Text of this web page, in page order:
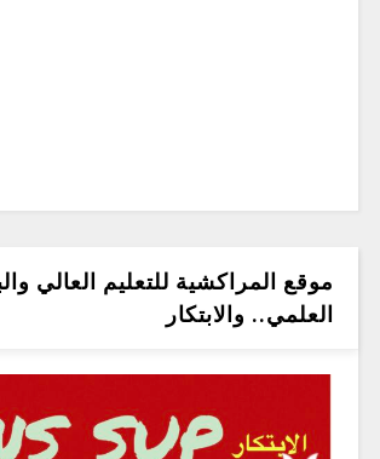
موقع المراكشية للتعليم العالي
العلمي.. والابتكار